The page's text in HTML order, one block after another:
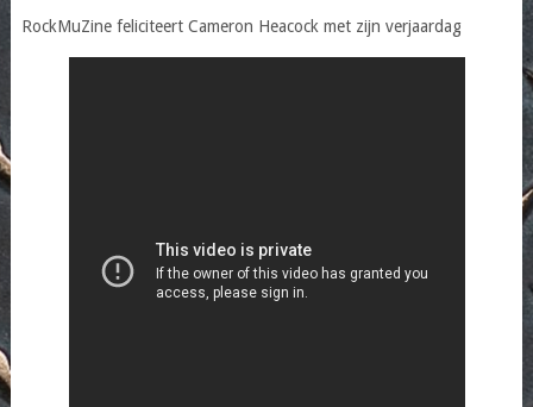
RockMuZine feliciteert Cameron Heacock met zijn verjaardag